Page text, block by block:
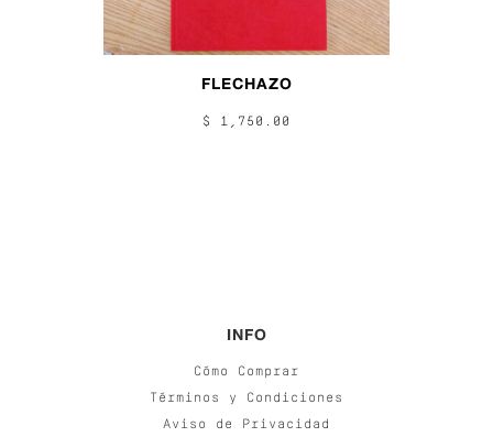
FLECHAZO
$ 1,750.00
INFO
Cómo Comprar
Términos y Condiciones
Aviso de Privacidad